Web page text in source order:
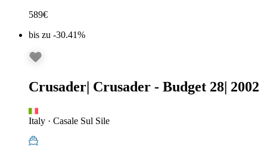
589€
bis zu -30.41%
Crusader| Crusader - Budget 28| 2002
Italy · Casale Sul Sile